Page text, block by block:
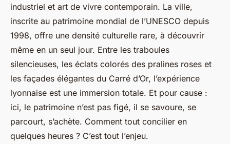
industriel et art de vivre contemporain. La ville,
inscrite au patrimoine mondial de l’UNESCO depuis
1998, offre une densité culturelle rare, à découvrir
même en un seul jour. Entre les traboules
silencieuses, les éclats colorés des pralines roses et
les façades élégantes du Carré d’Or, l’expérience
lyonnaise est une immersion totale. Et pour cause :
ici, le patrimoine n’est pas figé, il se savoure, se
parcourt, s’achète. Comment tout concilier en
quelques heures ? C’est tout l’enjeu.